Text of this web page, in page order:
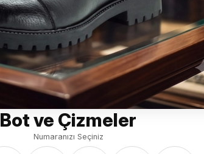
Bot ve Çizmeler
Numaranızı Seçiniz